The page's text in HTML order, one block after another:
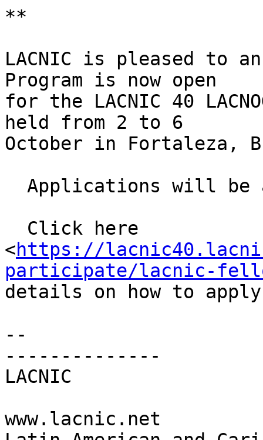
**
LACNIC is pleased to
Program is now open
for the LACNIC 40
held from 2 to 6
October in Fortaleza,
<https://
participate/lacnic-
details on how to
--
--------------
LACNIC
www.lacnic.net